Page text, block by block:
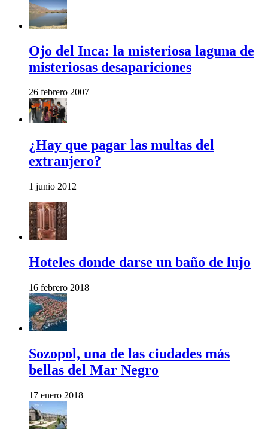
Ojo del Inca: la misteriosa laguna de
misteriosas desapariciones
26 febrero 2007
¿Hay que pagar las multas del
extranjero?
1 junio 2012
Hoteles donde darse un baño de lujo
16 febrero 2018
Sozopol, una de las ciudades más
bellas del Mar Negro
17 enero 2018